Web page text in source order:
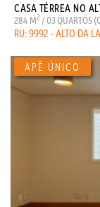
CASA TÉRREA NO
284 M2 / 03 QUARTOS
RU: 9992 - ALTO DA